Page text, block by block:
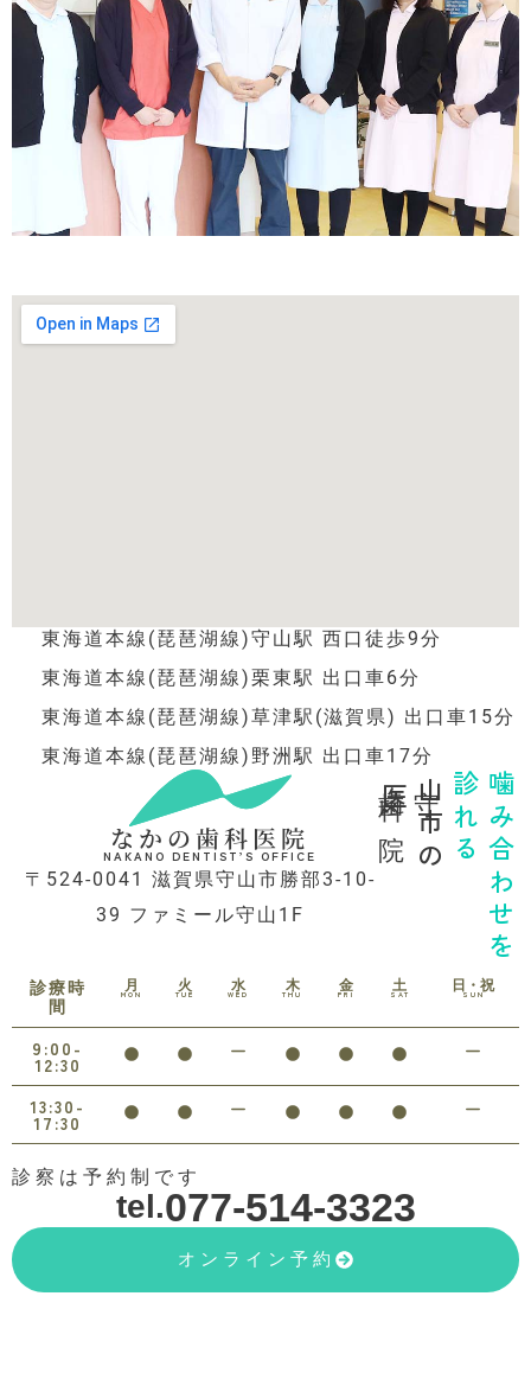
東海道本線(琵琶湖線)守山駅 西口徒歩9分
東海道本線(琵琶湖線)栗東駅 出口車6分
東海道本線(琵琶湖線)草津駅(滋賀県) 出口車15分
東海道本線(琵琶湖線)野洲駅 出口車17分
なかの歯科医院
NAKANO DENTIST’S OFFICE
〒524-0041 滋賀県守山市勝部3-10-
39 ファミール守山1F
噛み合わせを
診れる
守山市の
歯科医院
診療時
間
月
MON
火
TUE
水
WED
木
THU
金
FRI
土
SAT
日・祝
SUN
9:00-
12:30
13:30-
17:30
診察は予約制です
tel.077-514-3323
オンライン予約